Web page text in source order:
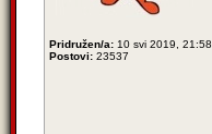
Pridružen/a: 10 svi 2019, 21:58
Postovi: 23537